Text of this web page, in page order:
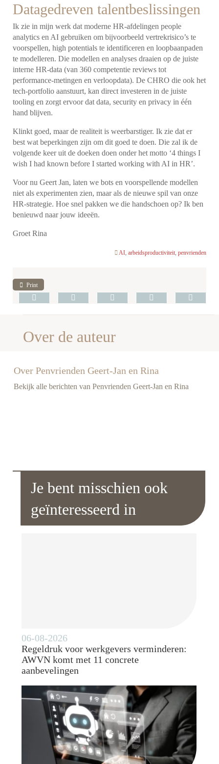
Datagedreven talentbeslissingen
Ik zie in mijn werk dat moderne HR‐afdelingen people
analytics en AI gebruiken om bijvoorbeeld vertrekrisico’s te
voorspellen, high potentials te identificeren en loopbaanpaden
te modelleren. Die modellen en analyses draaien op de juiste
interne HR‐data (van 360 competentie reviews tot
performance‐metingen en verloopdata). De CHRO die ook het
tech-portfolio aanstuurt, kan direct investeren in de juiste
tooling en zorgt ervoor dat data, security en privacy in één
hand blijven.
Klinkt goed, maar de realiteit is weerbarstiger. Ik zie dat er
best wat beperkingen zijn om dit goed te doen. Die zal ik de
volgende keer uit de doeken doen onder het motto ‘4 things I
wish I had known before I started working with AI in HR’.
Voor nu Geert Jan, laten we bots en voorspellende modellen
niet als experimenten zien, maar als de nieuwe spil van onze
HR-strategie. Hoe snel pakken we die handschoen op? Ik ben
benieuwd naar jouw ideeën.
Groet Rina
AI, arbeidsproductiviteit, penvrienden
Print
Over de auteur
Over Penvrienden Geert-Jan en Rina
Bekijk alle berichten van Penvrienden Geert-Jan en Rina
Je bent misschien ook
geïnteresseerd in
06-08-2026
Regeldruk voor werkgevers verminderen:
AWVN komt met 11 concrete
aanbevelingen